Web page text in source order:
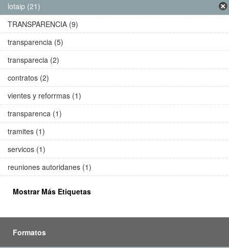
lotaip (21)
TRANSPARENCIA (9)
transparencia (5)
transparecia (2)
contratos (2)
vientes y reforrmas (1)
transparenca (1)
tramites (1)
servicos (1)
reuniones autoridanes (1)
Mostrar Más Etiquetas
Formatos